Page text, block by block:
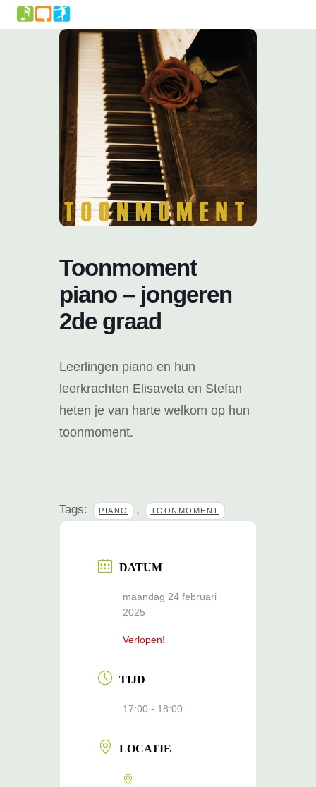
Skip
to
Toonmoment
piano – jongeren
2de graad
Leerlingen piano en hun
leerkrachten Elisaveta en Stefan
heten je van harte welkom op hun
toonmoment.
Tags: PIANO , TOONMOMENT
DATUM
maandag 24 februari
2025
Verlopen!
TIJD
17:00 - 18:00
LOCATIE